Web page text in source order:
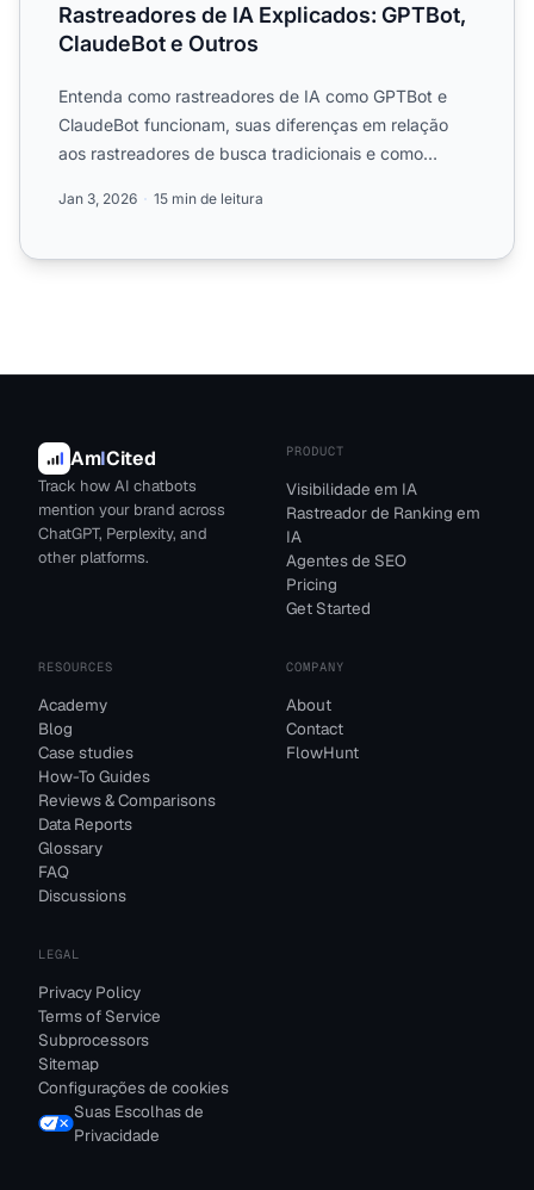
Rastreadores de IA Explicados: GPTBot,
ClaudeBot e Outros
Entenda como rastreadores de IA como GPTBot e
ClaudeBot funcionam, suas diferenças em relação
aos rastreadores de busca tradicionais e como
Jan 3, 2026 15 min de leitura
AmICited
Track how AI chatbots
mention your brand across
ChatGPT, Perplexity, and
other platforms.
PRODUCT
Visibilidade em IA
Rastreador de Ranking em
IA
Agentes de SEO
Pricing
Get Started
RESOURCES
Academy
Blog
Case studies
How-To Guides
Reviews & Comparisons
Data Reports
Glossary
FAQ
Discussions
COMPANY
About
Contact
FlowHunt
LEGAL
Privacy Policy
Terms of Service
Subprocessors
Sitemap
Configurações de cookies
Suas Escolhas de
Privacidade